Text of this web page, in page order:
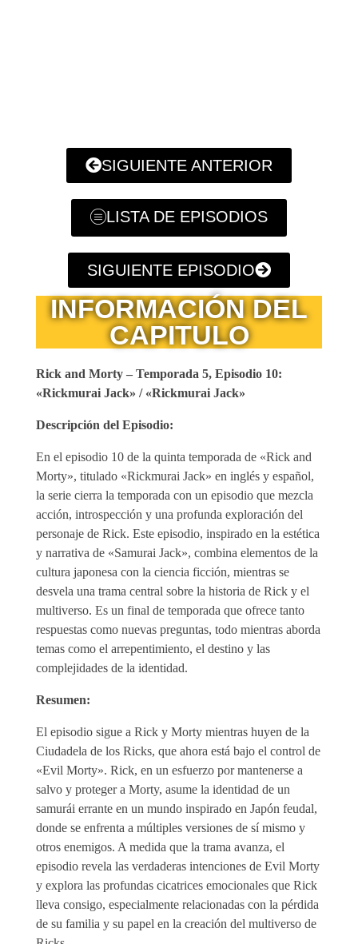
SIGUIENTE ANTERIOR
LISTA DE EPISODIOS
SIGUIENTE EPISODIO
INFORMACIÓN DEL
CAPITULO
Rick and Morty – Temporada 5, Episodio 10:
«Rickmurai Jack» / «Rickmurai Jack»
Descripción del Episodio:
En el episodio 10 de la quinta temporada de «Rick and
Morty», titulado «Rickmurai Jack» en inglés y español,
la serie cierra la temporada con un episodio que mezcla
acción, introspección y una profunda exploración del
personaje de Rick. Este episodio, inspirado en la estética
y narrativa de «Samurai Jack», combina elementos de la
cultura japonesa con la ciencia ficción, mientras se
desvela una trama central sobre la historia de Rick y el
multiverso. Es un final de temporada que ofrece tanto
respuestas como nuevas preguntas, todo mientras aborda
temas como el arrepentimiento, el destino y las
complejidades de la identidad.
Resumen:
El episodio sigue a Rick y Morty mientras huyen de la
Ciudadela de los Ricks, que ahora está bajo el control de
«Evil Morty». Rick, en un esfuerzo por mantenerse a
salvo y proteger a Morty, asume la identidad de un
samurái errante en un mundo inspirado en Japón feudal,
donde se enfrenta a múltiples versiones de sí mismo y
otros enemigos. A medida que la trama avanza, el
episodio revela las verdaderas intenciones de Evil Morty
y explora las profundas cicatrices emocionales que Rick
lleva consigo, especialmente relacionadas con la pérdida
de su familia y su papel en la creación del multiverso de